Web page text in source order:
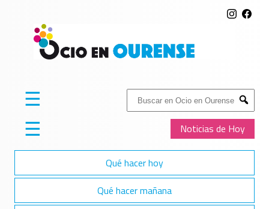
Buscar:
Submit
Noticias de Hoy
☰
☰
Qué hacer hoy
Qué hacer mañana